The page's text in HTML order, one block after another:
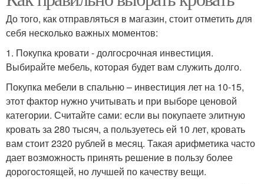
До того, как отправляться в магазин, стоит отметить для
себя несколько важных моментов:
1. Покупка кровати - долгосрочная инвестиция.
Выбирайте мебель, которая будет вам служить долго.
Покупка мебели в спальню – инвестиция лет на 10-15,
этот фактор нужно учитывать и при выборе ценовой
категории. Считайте сами: если вы покупаете элитную
кровать за 280 тысяч, а пользуетесь ей 10 лет, кровать
вам стоит 2320 рублей в месяц. Такая арифметика часто
дает возможность принять решение в пользу более
дорогостоящей, но лучшей по качеству вещи.